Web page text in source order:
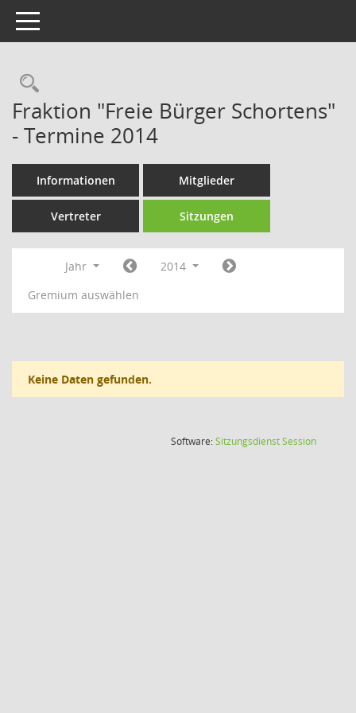
Toggle navigation
Rechercheauswahl
Fraktion "Freie Bürger Schortens"
- Termine 2014
Informationen Mitglieder
Vertreter Sitzungen
Jahr
2014
Gremium auswählen
Keine Daten gefunden.
Software:SitzungsdienstSession(Wird in